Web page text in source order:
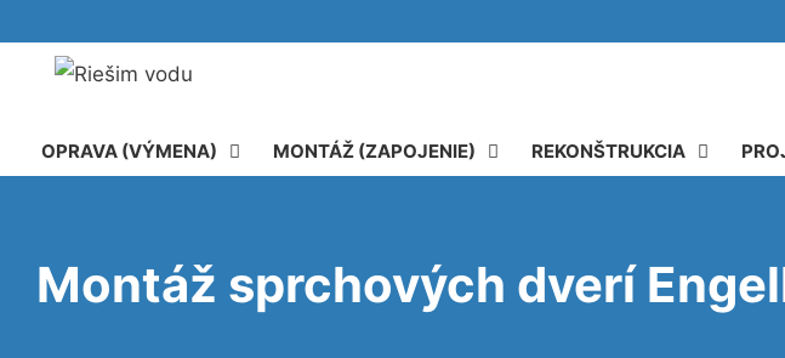
OPRAVA (VÝMENA) MONTÁŽ (ZAPOJENIE) REKONŠTRUKCIA
Montáž sprchových dverí